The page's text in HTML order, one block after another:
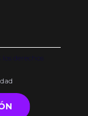
derechos